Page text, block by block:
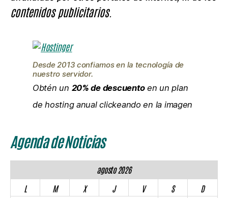
contenidos publicitarios.
Desde 2013 confiamos en la tecnología de
nuestro servidor.
Obtén un 20% de descuentoen un plan
de hosting anual clickeando en la imagen
Agenda de Noticias
agosto 2026
L
M X J V S
D